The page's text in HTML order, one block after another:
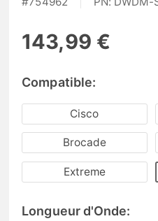
143,99 €
Compatible:
Cisco
Brocade
Extreme
Longueur d'Onde: